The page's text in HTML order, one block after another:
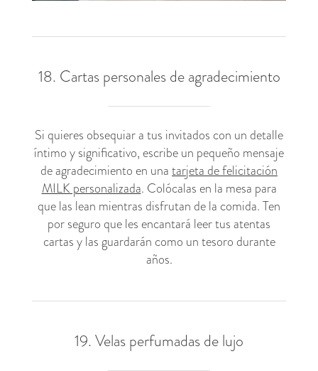
18. Cartas personales de agradecimiento
Si quieres obsequiar a tus invitados con un detalle
íntimo y significativo, escribe un pequeño mensaje
de agradecimiento en unatarjeta de felicitación
MILK personalizada. Colócalas en la mesa para
que las lean mientras disfrutan de la comida. Ten
por seguro que les encantará leer tus atentas
cartas y las guardarán como un tesoro durante
años.
19. Velas perfumadas de lujo